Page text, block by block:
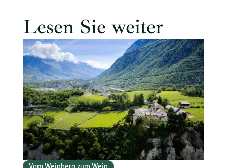
Lesen Sie weiter
Vom Weinberg zum Wein